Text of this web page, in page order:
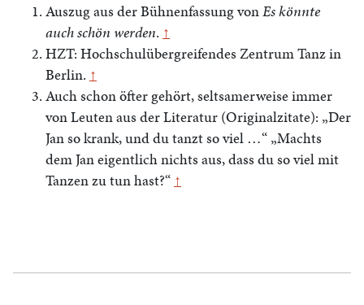
Auszug aus der Bühnenfassung vonEs könnte
auch schön werden. ↑
HZT: Hochschulübergreifendes Zentrum Tanz in
Berlin. ↑
Auch schon öfter gehört, seltsamerweise immer
von Leuten aus der Literatur (Originalzitate): „Der
Jan so krank, und du tanzt so viel …“ „Machts
dem Jan eigentlich nichts aus, dass du so viel mit
Tanzen zu tun hast?“ ↑